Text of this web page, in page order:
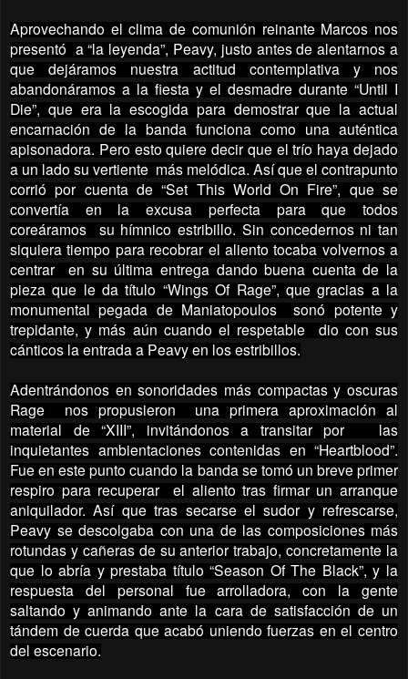
Aprovechando el clima de comunión reinante Marcos nos
presentó a “la leyenda”, Peavy, justo antes de alentarnos a
que dejáramos nuestra actitud contemplativa y nos
abandonáramos a la fiesta y el desmadre durante “Until I
Die”, que era la escogida para demostrar que la actual
encarnación de la banda funciona como una auténtica
apisonadora. Pero esto quiere decir que el trío haya dejado
a un lado su vertiente más melódica. Así que el contrapunto
corrió por cuenta de “Set This World On Fire”, que se
convertía en la excusa perfecta para que todos
coreáramos su hímnico estribillo. Sin concedernos ni tan
siquiera tiempo para recobrar el aliento tocaba volvernos a
centrar en su última entrega dando buena cuenta de la
pieza que le da título “Wings Of Rage”, que gracias a la
monumental pegada de Maniatopoulos sonó potente y
trepidante, y más aún cuando el respetable dio con sus
cánticos la entrada a Peavy en los estribillos.
Adentrándonos en sonoridades más compactas y oscuras
Rage nos propusieron una primera aproximación al
material de “XIII”, invitándonos a transitar por las
inquietantes ambientaciones contenidas en “Heartblood”.
Fue en este punto cuando la banda se tomó un breve primer
respiro para recuperar el aliento tras firmar un arranque
aniquilador. Así que tras secarse el sudor y refrescarse,
Peavy se descolgaba con una de las composiciones más
rotundas y cañeras de su anterior trabajo, concretamente la
que lo abría y prestaba título “Season Of The Black”, y la
respuesta del personal fue arrolladora, con la gente
saltando y animando ante la cara de satisfacción de un
tándem de cuerda que acabó uniendo fuerzas en el centro
del escenario.